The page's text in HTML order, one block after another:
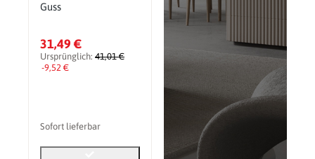
Guss
31,49 €
Ursprünglich: 41,01 €
-9,52 €
Sofort lieferbar